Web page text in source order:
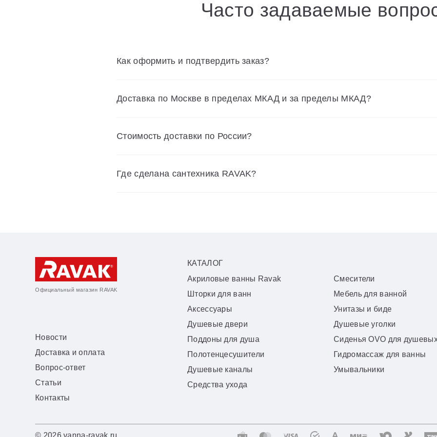
Часто задаваемые
Как оформить и подтвердить заказ?
Доставка по Москве в пределах МКАД и за пределы МКАД?
Cтоимость доставки по России?
Где сделана сантехника RAVAK?
Официальный магазин RAVAK
Новости
Доставка и оплата
Вопрос-ответ
Статьи
Контакты
КАТАЛОГ
Акриловые ванны Ravak
Смесители
Шторки для ванн
Мебель для ванной
Аксессуары
Унитазы и биде
Душевые двери
Душевые уголки
Поддоны для душа
Сиденья OVO для
Полотенцесушители
Гидромассаж для ванны
Душевые каналы
Умывальники
Средства ухода
© 2026 vanna-ravak.ru